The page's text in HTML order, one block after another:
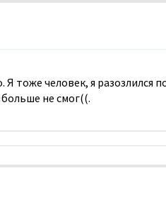
человек, я разозлился
не смог((.